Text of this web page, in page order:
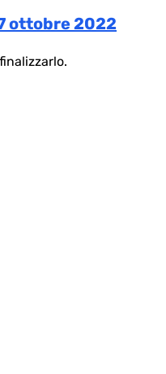
ottobre 2022